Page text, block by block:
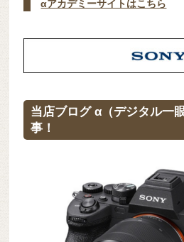
αアカデミーサイトはこちら
当店ブログ α（デジタル一
事！